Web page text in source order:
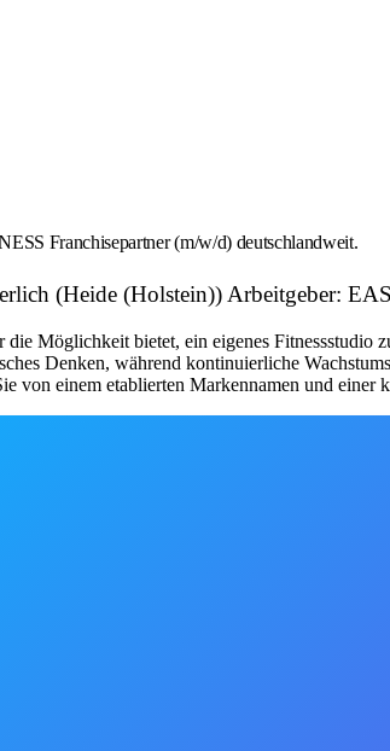
Franchisepartner (m/w/d) deutschlandweit.
(Heide (Holstein)) Arbeitgeber:
Möglichkeit bietet, ein eigenes Fitnessstudio
Denken, während kontinuierliche
von einem etablierten Markennamen und